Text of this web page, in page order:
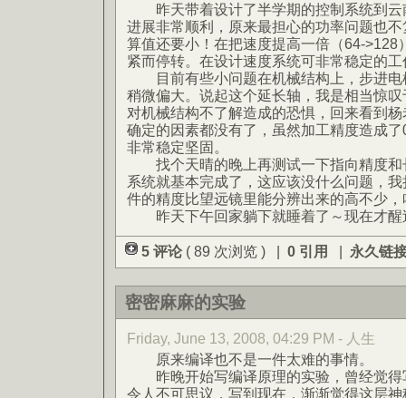
昨天带着设计了半学期的控制系统到云
进展非常顺利，原来最担心的功率问题也
算值还要小！在把速度提高一倍（64->128
紧而停转。在设计速度系统可非常稳定的工
目前有些小问题在机械结构上，步进电
稍微偏大。说起这个延长轴，我是相当惊
对机械结构不了解造成的恐惧，回来看到
确定的因素都没有了，虽然加工精度造成
非常稳定坚固。
找个天晴的晚上再测试一下指向精度和
系统就基本完成了，这应该没什么问题，
件的精度比望远镜里能分辨出来的高不少
昨天下午回家躺下就睡着了～现在才醒
5 评论 ( 89 次浏览 ) | 0 引用 | 永久链
密密麻麻的实验
Friday, June 13, 2008, 04:29 PM - 人生
原来编译也不是一件太难的事情。
昨晚开始写编译原理的实验，曾经觉得
令人不可思议，写到现在，渐渐觉得这层